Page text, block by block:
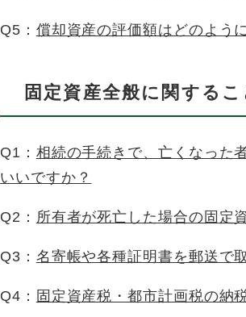
Q5： 償却資産の評価額はどのよう
固定資産全般に関するこ
Q1： 相続の手続きで、亡くなった
いいですか？
Q2： 所有者が死亡した場合の固定
Q3： 名寄帳や各種証明書を郵送で
Q4： 固定資産税・都市計画税の納